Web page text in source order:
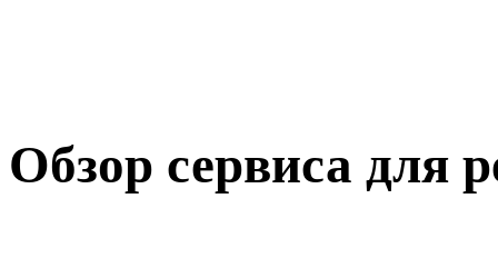
Обзор сервиса для